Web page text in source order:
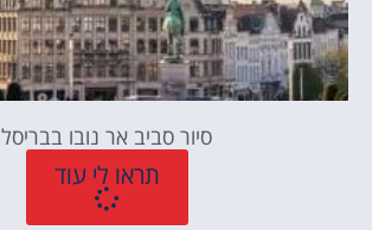
סיור סביב אר נובו בבריסל
תראו לי עוד